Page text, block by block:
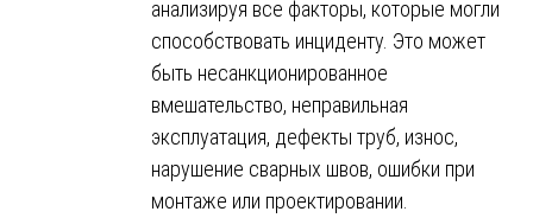
анализируя все факторы, которые могли
способствовать инциденту. Это может
быть несанкционированное
вмешательство, неправильная
эксплуатация, дефекты труб, износ,
нарушение сварных швов, ошибки при
монтаже или проектировании.